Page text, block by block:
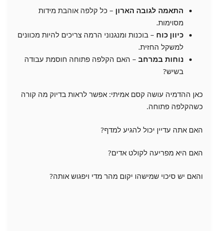
התאמה לגובה הארון – כל קלפה אוהבת מידות
מסוימות.
כיוון כוח – בוכנות ומנגנוני הרמה צריכים להיות מכוונים
למשקל החזית.
נוחות במרחב – האם הקלפה פתוחה חוסמת עבודה
בשיש?
כאן ההדמיה עושה קסם אמיתי: אפשר לראות בדיוק מה קורה
כשהקלפה פתוחה.
האם אתה עדיין יכול להגיע למדף?
האם היא מפריעה לקולט אדים?
והאם יש סיכוי שמישהו יקום מהר מדי ויפגוש אותה?